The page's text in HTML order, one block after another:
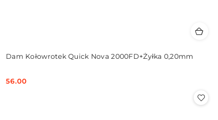
Dam Kołowrotek Quick Nova 2000FD+Żyłka 0,20mm
Cena:
56.00